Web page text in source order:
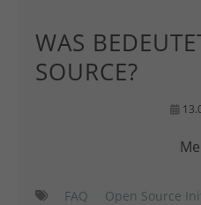
WAS
SOURCE?
FAQ Open Source